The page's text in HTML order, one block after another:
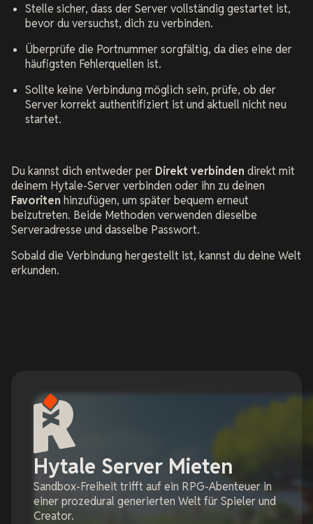
Stelle sicher, dass der Server vollständig gestartet ist,
bevor du versuchst, dich zu verbinden.
Überprüfe die Portnummer sorgfältig, da dies eine der
häufigsten Fehlerquellen ist.
Sollte keine Verbindung möglich sein, prüfe, ob der
Server korrekt authentifiziert ist und aktuell nicht neu
startet.
Du kannst dich entweder per Direkt verbinden direkt mit
deinem Hytale-Server verbinden oder ihn zu deinen
Favoriten hinzufügen, um später bequem erneut
beizutreten. Beide Methoden verwenden dieselbe
Serveradresse und dasselbe Passwort.
Sobald die Verbindung hergestellt ist, kannst du deine Welt
erkunden.
Hytale Server Mieten
Sandbox-Freiheit trifft auf ein RPG-Abenteuer in
einer prozedural generierten Welt für Spieler und
Creator.